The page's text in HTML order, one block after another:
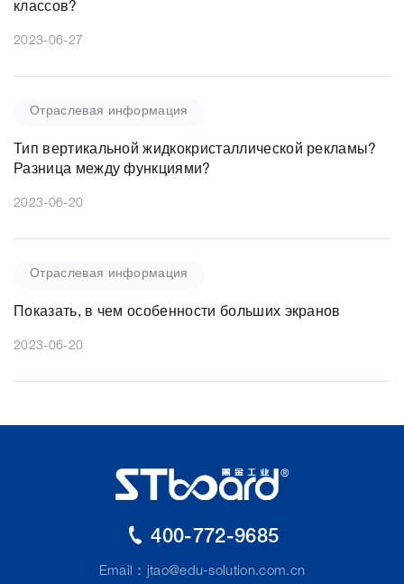
классов?
2023-06-27
Отраслевая информация
Тип вертикальной жидкокристаллической рекламы?
Разница между функциями?
2023-06-20
Отраслевая информация
Показать, в чем особенности больших экранов
2023-06-20
400-772-9685
Email： jtao@edu-solution.com.cn